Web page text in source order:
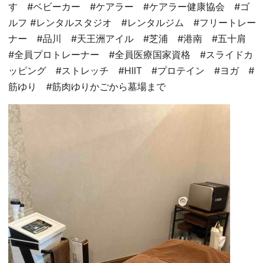
す #ベビーカー #ケアラー #ケアラー健康協会 #ゴ
ルフ #レンタルスタジオ #レンタルジム #フリートレー
ナー #品川 #天王洲アイル #芝浦 #港南 #五十肩
#全員プロトレーナー #全員医療国家資格 #スライドカ
ッピング #ストレッチ #HIIT #プロテイン #ヨガ #
筋ゆり #筋肉ゆりかごから墓場まで